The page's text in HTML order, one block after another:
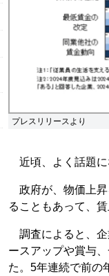
プレスリリースより
近頃、よく話題に
政府が、物価上昇
ることもあって、
調査によると、企
ースアップや賞与
た。5年連続で前の